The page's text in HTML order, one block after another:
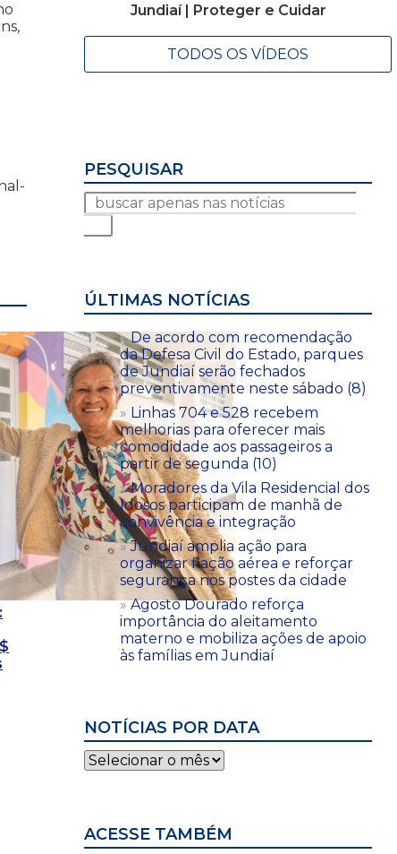
Jundiaí | Proteger e Cuidar
TODOS OS VÍDEOS
PESQUISAR
ÚLTIMAS NOTÍCIAS
De acordo com recomendação
da Defesa Civil do Estado, parques
de Jundiaí serão fechados
preventivamente neste sábado (8)
Linhas 704 e 528 recebem
melhorias para oferecer mais
comodidade aos passageiros a
partir de segunda (10)
Moradores da Vila Residencial dos
Idosos participam de manhã de
convivência e integração
Jundiaí amplia ação para
organizar fiação aérea e reforçar
segurança nos postes da cidade
Agosto Dourado reforça
importância do aleitamento
materno e mobiliza ações de apoio
às famílias em Jundiaí
NOTÍCIAS POR DATA
Notícias
por
ACESSE TAMBÉM